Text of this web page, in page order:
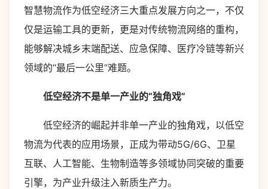
智慧物流作为低空经济三大重点发展方向之一，不仅
仅是运输工具的更新，更是对传统物流网络的重构，
能够解决城乡末端配送、应急保障、医疗冷链等新兴
领域的“最后一公里”难题。
低空经济不是单一产业的“独角戏”
低空经济的崛起并非单一产业的独角戏，以低空
物流为代表的应用场景，正成为带动5G/6G、卫星
互联、人工智能、生物制造等多领域协同突破的重要
引擎，为产业升级注入新质生产力。